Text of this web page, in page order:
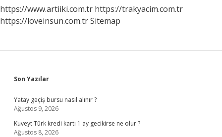
https://www.artiiki.com.tr https://trakyacim.com.tr
https://loveinsun.com.trSitemap
Sidebar
Son Yazılar
Yatay geçiş bursu nasıl alınır ?
Ağustos 9, 2026
Kuveyt Türk kredi kartı 1 ay gecikirse ne olur ?
Ağustos 8, 2026